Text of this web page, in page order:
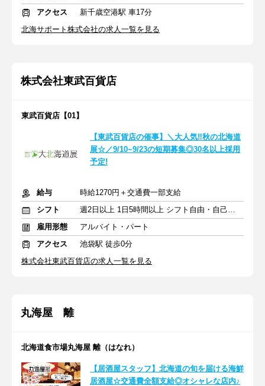
アクセス
新千歳空港駅 車17分
北海サポート株式会社の求人一覧を見る
株式会社東武百貨店
東武百貨店【01】
【東武百貨店の催事】＼大人気‼秋の北海道
展☆／9/10~9/23の短期募集◎30名以上採用
予定!
給与
時給1270円＋交通費一部支給
シフト
週2日以上 1日5時間以上 シフト自由・自己申告
雇用形態
アルバイト・パート
アクセス
池袋駅 徒歩0分
株式会社東武百貨店の求人一覧を見る
丸海屋 離
北海道食市場丸海屋 離（はなれ）
【居酒屋スタッフ】北海道の旬を届ける海鮮
居酒屋☆交通費全額支給◎オシャレな店内♪